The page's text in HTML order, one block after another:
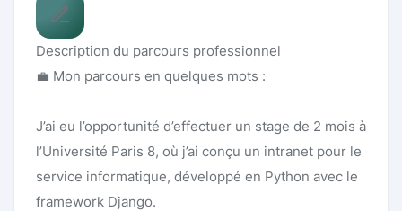
Description du parcours professionnel
💼 Mon parcours en quelques mots :
J’ai eu l’opportunité d’effectuer un stage de 2 mois à
l’Université Paris 8, où j’ai conçu un intranet pour le
service informatique, développé en Python avec le
framework Django.